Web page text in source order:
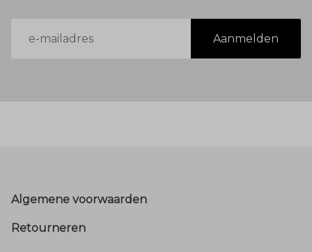
mailadres
Aanmelden
Footer
Algemene voorwaarden
Retourneren